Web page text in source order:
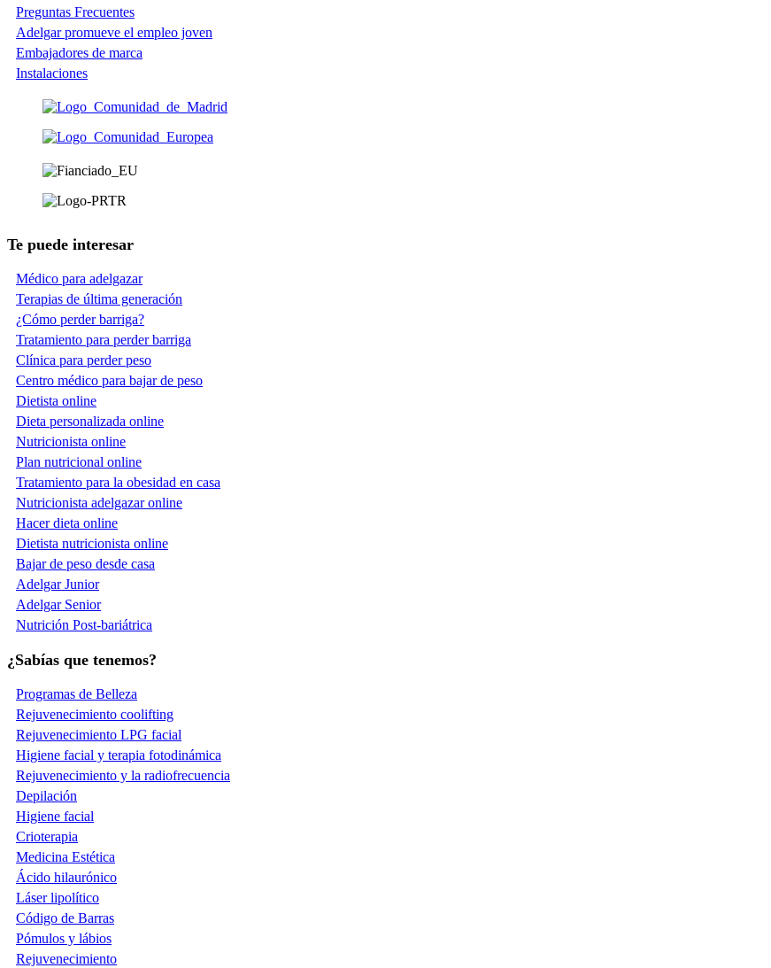
Preguntas Frecuentes
Adelgar promueve el empleo joven
Embajadores de marca
Instalaciones
Te puede interesar
Médico para adelgazar
Terapias de última generación
¿Cómo perder barriga?
Tratamiento para perder barriga
Clínica para perder peso
Centro médico para bajar de peso
Dietista online
Dieta personalizada online
Nutricionista online
Plan nutricional online
Tratamiento para la obesidad en casa
Nutricionista adelgazar online
Hacer dieta online
Dietista nutricionista online
Bajar de peso desde casa
Adelgar Junior
Adelgar Senior
Nutrición Post-bariátrica
¿Sabías que tenemos?
Programas de Belleza
Rejuvenecimiento coolifting
Rejuvenecimiento LPG facial
Higiene facial y terapia fotodinámica
Rejuvenecimiento y la radiofrecuencia
Depilación
Higiene facial
Crioterapia
Medicina Estética
Ácido hilaurónico
Láser lipolítico
Código de Barras
Pómulos y lábios
Rejuvenecimiento